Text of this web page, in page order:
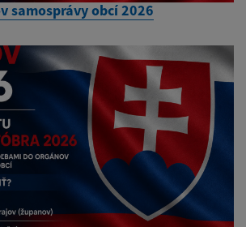
samosprávy obcí 2026